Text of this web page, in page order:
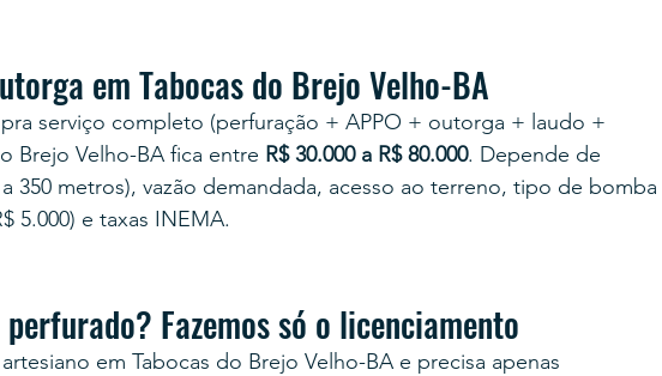
em Tabocas do Brejo Velho-BA
serviço completo (perfuração + APPO + outorga + laudo +
Brejo Velho-BA fica entre R$ 30.000 a R$ 80.000. Depende de
350 metros), vazão demandada, acesso ao terreno, tipo de bomba
5.000) e taxas INEMA.
Fazemos só o licenciamento
em Tabocas do Brejo Velho-BA e precisa apenas